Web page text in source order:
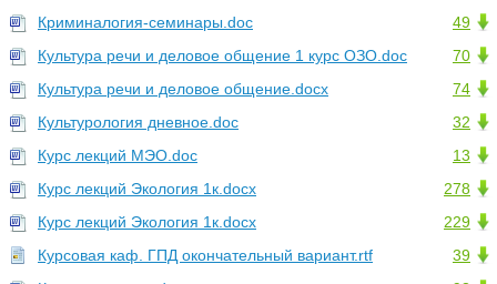
49
Криминалогия-семинары.doc
70
Культура речи и деловое общение 1 курс ОЗО.doc
74
Культура речи и деловое общение.docx
32
Культурология дневное.doc
13
Курс лекций МЭО.doc
278
Курс лекций Экология 1к.docx
229
Курс лекций Экология 1к.docx
39
Курсовая каф. ГПД окончательный вариант.rtf